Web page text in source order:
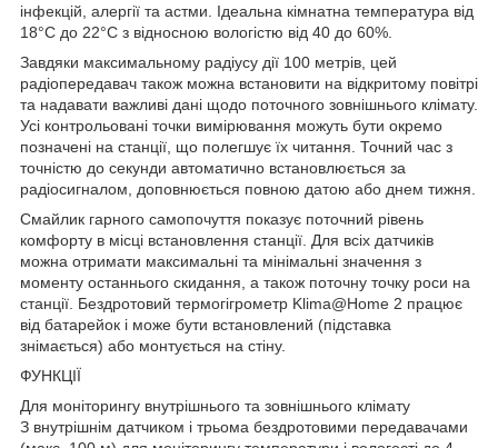
інфекцій, алергії та астми. Ідеальна кімнатна температура від
18°C до 22°C з відносною вологістю від 40 до 60%.
Завдяки максимальному радіусу дії 100 метрів, цей
радіопередавач також можна встановити на відкритому повітрі
та надавати важливі дані щодо поточного зовнішнього клімату.
Усі контрольовані точки вимірювання можуть бути окремо
позначені на станції, що полегшує їх читання. Точний час з
точністю до секунди автоматично встановлюється за
радіосигналом, доповнюється повною датою або днем тижня.
Смайлик гарного самопочуття показує поточний рівень
комфорту в місці встановлення станції. Для всіх датчиків
можна отримати максимальні та мінімальні значення з
моменту останнього скидання, а також поточну точку роси на
станції. Бездротовий термогігрометр Klima@Home 2 працює
від батарейок і може бути встановлений (підставка
знімається) або монтується на стіну.
ФУНКЦІЇ
Для моніторингу внутрішнього та зовнішнього клімату
З внутрішнім датчиком і трьома бездротовими передавачами